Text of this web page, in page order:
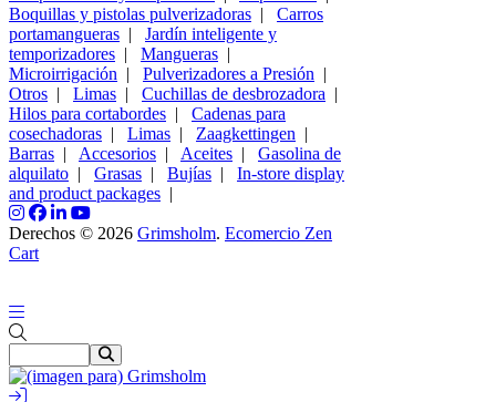
Boquillas y pistolas pulverizadoras | Carros
portamangueras | Jardín inteligente y
temporizadores | Mangueras |
Microirrigación | Pulverizadores a Presión |
Otros | Limas | Cuchillas de desbrozadora |
Hilos para cortabordes | Cadenas para
cosechadoras | Limas | Zaagkettingen |
Barras | Accesorios | Aceites | Gasolina de
alquilato | Grasas | Bujías | In-store display
and product packages |
Derechos © 2026 Grimsholm. Ecomercio Zen
Cart